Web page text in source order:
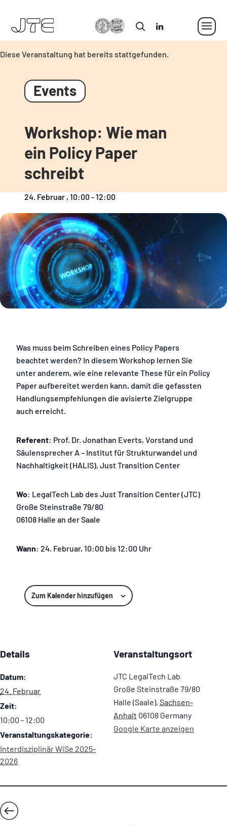
MLU
Diese Veranstaltung hat bereits stattgefunden.
Workshop: Wie man
ein Policy Paper
schreibt
24. Februar , 10:00 -12:00
Was muss beim Schreiben eines Policy Papers
beachtet werden? In diesem Workshop lernen Sie
unter anderem, wie eine relevante These für ein Policy
Paper aufbereitet werden kann, damit die gefassten
Handlungsempfehlungen die avisierte Zielgruppe
auch erreicht.
Referent: Prof. Dr. Jonathan Everts, Vorstand und
Säulensprecher A – Institut für Strukturwandel und
Nachhaltigkeit (HALIS), Just Transition Center
Wo: LegalTech Lab des Just Transition Center (JTC)
Große Steinstraße 79/80
06108 Halle an der Saale
Wann: 24. Februar, 10:00 bis 12:00 Uhr
Zum Kalender hinzufügen
Details
Datum:
24. Februar
Zeit:
10:00 - 12:00
Veranstaltungskategorie:
Interdisziplinär WiSe 2025-
2026
Veranstaltungsort
JTC LegalTech Lab
Große Steinstraße 79/80
Halle (Saale), Sachsen-
Anhalt 06108 Germany
Google Karte anzeigen